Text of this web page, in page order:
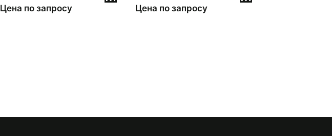
Цена по запросу Цена по запросу